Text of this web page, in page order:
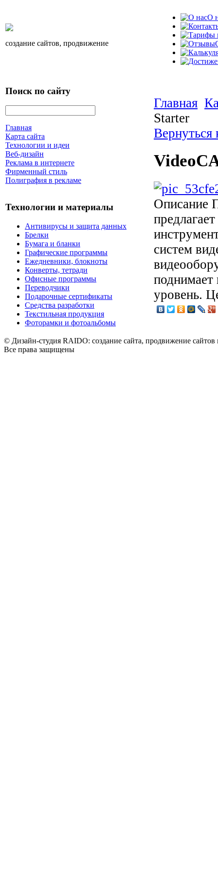
создание сайтов, продвижение
О
Поиск по сайту
Главная
Карта сайта
Технологии и идеи
Веб-дизайн
Реклама в интернете
Фирменный стиль
Полиграфия в рекламе
Технологии и материалы
Антивирусы и защита данных
Брелки
Бумага и бланки
Графические программы
Ежедневники, блокноты
Конверты, тетради
Офисные программы
Переводчики
Подарочные сертификаты
Средства разработки
Текстильная продукция
Фоторамки и фотоальбомы
Главная
Starter
Описание
систем
поднимает
уровень.
© Дизайн-студия RAIDO: создание сайта, продвижение сайтов
Все права защищены